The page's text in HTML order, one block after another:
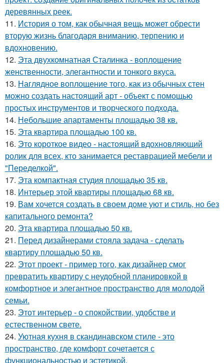
деревянных реек.
11. История о том, как обычная вещь может обрести
вторую жизнь благодаря вниманию, терпению и
вдохновению.
12. Эта двухкомнатная Сталинка - воплощение
женственности, элегантности и тонкого вкуса.
13. Наглядное воплощение того, как из обычных стен
можно создать настоящий арт - объект с помощью
простых инструментов и творческого подхода.
14. Небольшие апартаменты площадью 38 кв.
15. Эта квартира площадью 100 кв.
16. Это короткое видео - настоящий вдохновляющий
ролик для всех, кто занимается реставрацией мебели и
"Переделкой".
17. Эта компактная студия площадью 35 кв.
18. Интерьер этой квартиры площадью 68 кв.
19. Вам хочется создать в своем доме уют и стиль, но без
капитального ремонта?
20. Эта квартира площадью 50 кв.
21. Перед дизайнерами стояла задача - сделать
квартиру площадью 50 кв.
22. Этот проект - пример того, как дизайнер смог
превратить квартиру с неудобной планировкой в
комфортное и элегантное пространство для молодой
семьи.
23. Этот интерьер - о спокойствии, удобстве и
естественном свете.
24. Уютная кухня в скандинавском стиле - это
пространство, где комфорт сочетается с
функциональностью и эстетикой.